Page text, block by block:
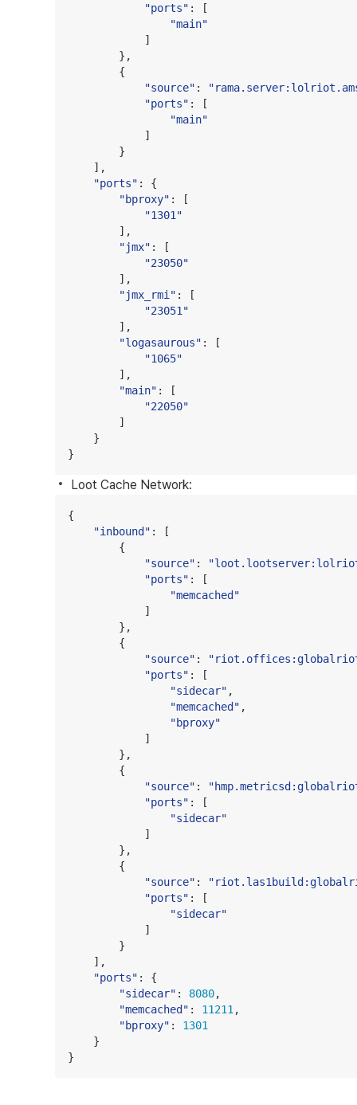
"ports" : [
"main"
            ]
        },
        {
"source" : "
"ports" : [
"main"
            ]
        }
    ],
"ports" : {
"bproxy" : [
"1301 "
        ],
"jmx" : [
"23050"
        ],
"jmx_rmi " : [
"23051 "
        ],
"logasaurous" : [
"1065"
        ],
"main" : [
"22050"
        ]
    }
}
Loot Cache Network:
{
"inbound " : [
        {
"source" : "
"ports" : [
"memcached "
            ]
        },
        {
"source" : "
"ports" : [
"sidecar" ,
"memcached " ,
"bproxy"
            ]
        },
        {
"source" : "
"ports" : [
"sidecar"
            ]
        },
        {
"source" : "
"ports" : [
"sidecar"
            ]
        }
    ],
"ports" : {
"sidecar" : 8080,
"memcached " : 11211 ,
"bproxy" : 1301
    }
}